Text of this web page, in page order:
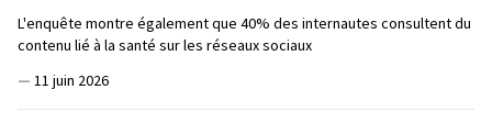
L'enquête montre également que 40% des internautes consultent du
contenu lié à la santé sur les réseaux sociaux
— 11 juin 2026